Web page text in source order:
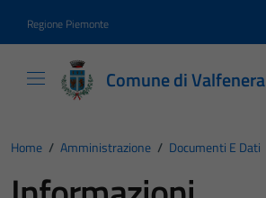
Regione Piemonte
Comune di Valfenera
Home / Amministrazione / Documenti E Dati